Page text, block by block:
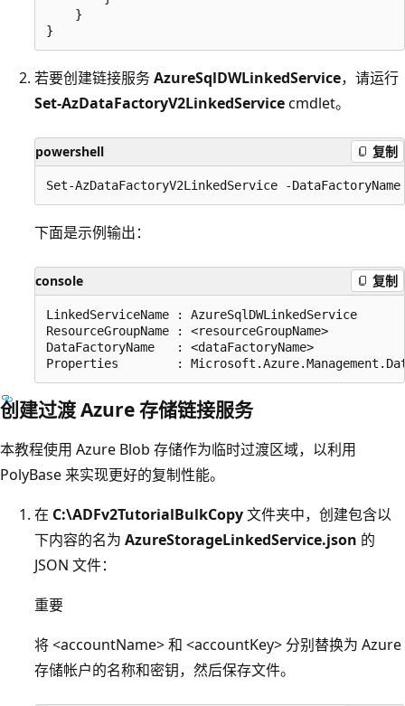
    }
若要创建链接服务AzureSqlDWLinkedService，请运行
Set-AzDataFactoryV2LinkedServicecmdlet。
powershell 复制
下面是示例输出：
console 复制
LinkedServiceName : AzureSqlDWLinkedService
ResourceGroupName : <resourceGroupName>
DataFactoryName   : <dataFactoryName>
创建过渡 Azure 存储链接服务
本教程使用 Azure Blob 存储作为临时过渡区域，以利用
PolyBase 来实现更好的复制性能。
在 C:\ADFv2TutorialBulkCopy文件夹中，创建包含以
下内容的名为 AzureStorageLinkedService.json 的
JSON 文件：
重要
将 <accountName> 和 <accountKey> 分别替换为 Azure
存储帐户的名称和密钥，然后保存文件。